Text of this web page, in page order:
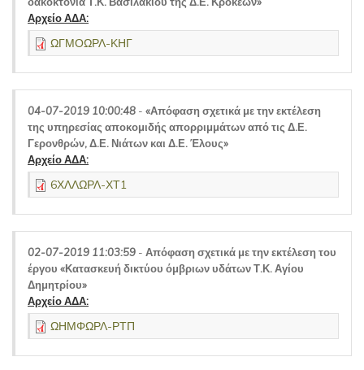
Αρχείο ΑΔΑ:
ΩΓΜΟΩΡΛ-ΚΗΓ
04-07-2019 10:00:48 - «Απόφαση σχετικά με την εκτέλεση
της υπηρεσίας αποκομιδής απορριμμάτων από τις Δ.Ε.
Γερονθρών, Δ.Ε. Νιάτων και Δ.Ε. Έλους»
Αρχείο ΑΔΑ:
6ΧΛΛΩΡΛ-ΧΤ1
02-07-2019 11:03:59 - Απόφαση σχετικά με την εκτέλεση του
έργου «Κατασκευή δικτύου όμβριων υδάτων Τ.Κ. Αγίου
Δημητρίου»
Αρχείο ΑΔΑ:
ΩΗΜΦΩΡΛ-ΡΤΠ